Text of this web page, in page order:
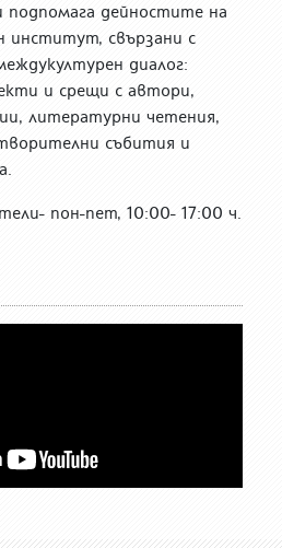
подпомага дейностите на
институт, свързани с
диалог:
и срещи с автори,
литературни четения,
събития и
пон-пет, 10:00- 17:00 ч.